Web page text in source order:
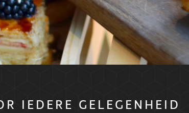
IEDERE GELEGENHEID